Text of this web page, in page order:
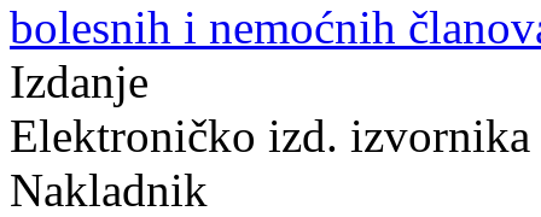
bolesnih i nemoćnih
Izdanje
Elektroničko izd.
Nakladnik